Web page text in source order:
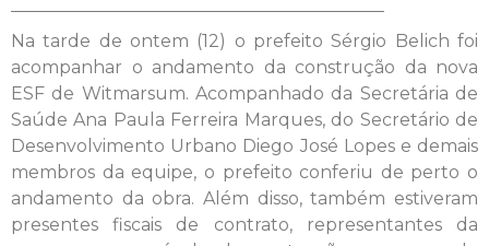
Na tarde de ontem (12) o prefeito Sérgio Belich foi
acompanhar o andamento da construção da nova
ESF de Witmarsum. Acompanhado da Secretária de
Saúde Ana Paula Ferreira Marques, do Secretário de
Desenvolvimento Urbano Diego José Lopes e demais
membros da equipe, o prefeito conferiu de perto o
andamento da obra. Além disso, também estiveram
presentes fiscais de contrato, representantes da